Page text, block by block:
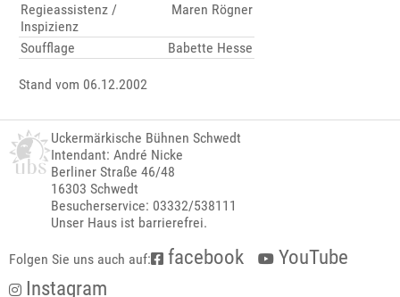
Regieassistenz /
Inspizienz
Maren Rögner
Soufflage Babette Hesse
Stand vom 06.12.2002
Uckermärkische Bühnen Schwedt
Intendant: André Nicke
Berliner Straße 46/48
16303 Schwedt
Besucherservice: 03332/538111
Unser Haus ist barrierefrei.
Folgen Sie uns auch auf: facebook
YouTube
Instagram